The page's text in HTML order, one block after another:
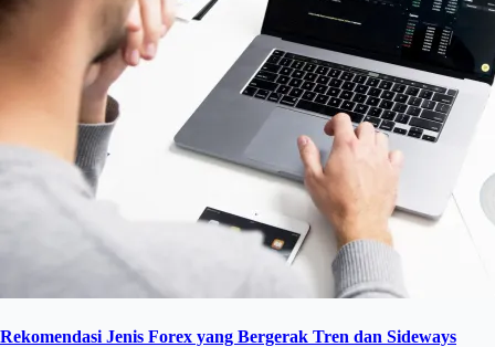
Rekomendasi Jenis Forex yang Bergerak Tren dan Sideways